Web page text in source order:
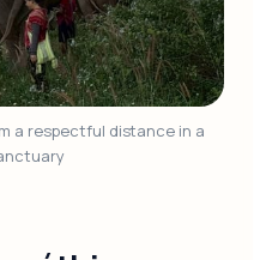
a respectful distance in a